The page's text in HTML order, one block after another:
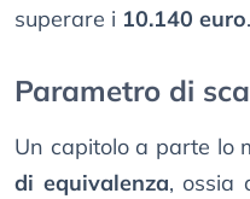
superare i 10.140 euro.
Parametro di
Un capitolo a parte lo
di equivalenza, ossia